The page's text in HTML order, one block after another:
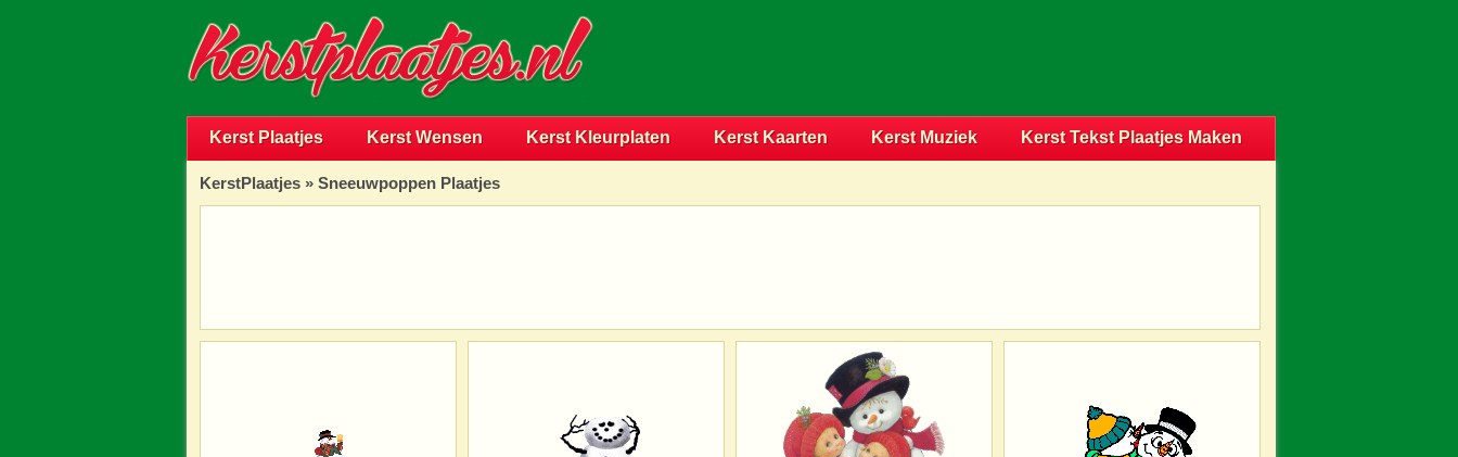
Kerst Plaatjes Kerst Wensen Kerst Kleurplaten Kerst Kaarten Kerst Muziek Kerst Tekst Plaatjes Maken
KerstPlaatjes » Sneeuwpoppen Plaatjes